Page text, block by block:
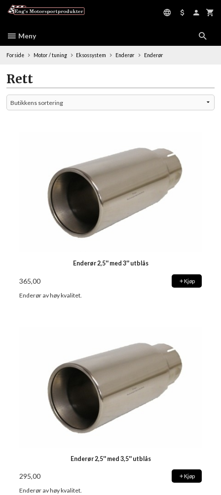
Meny
Forside Motor / tuning Eksossystem Enderør Enderør
Rett
Enderør 2,5'' med 3'' utblås
365,00 Kjøp
Enderør av høy kvalitet.
Enderør 2,5'' med 3,5'' utblås
295,00 Kjøp
Enderør av høy kvalitet.